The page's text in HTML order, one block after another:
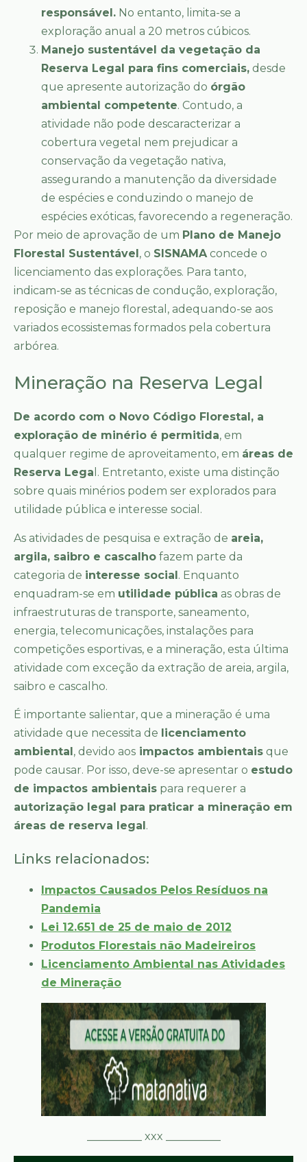
responsável. No entanto, limita-se a
exploração anual a 20 metros cúbicos.
Manejo sustentável da vegetação da
Reserva Legal para fins comerciais, desde
que apresente autorização do órgão
ambiental competente. Contudo, a
atividade não pode descaracterizar a
cobertura vegetal nem prejudicar a
conservação da vegetação nativa,
assegurando a manutenção da diversidade
de espécies e conduzindo o manejo de
espécies exóticas, favorecendo a regeneração.
Por meio de aprovação de um Plano de Manejo
Florestal Sustentável, o SISNAMA concede o
licenciamento das explorações. Para tanto,
indicam-se as técnicas de condução, exploração,
reposição e manejo florestal, adequando-se aos
variados ecossistemas formados pela cobertura
arbórea.
Mineração na Reserva Legal
De acordo com o Novo Código Florestal, a
exploração de minério é permitida, em
qualquer regime de aproveitamento, em áreas de
Reserva Lega l. Entretanto, existe uma distinção
sobre quais minérios podem ser explorados para
utilidade pública e interesse social.
As atividades de pesquisa e extração de areia,
argila, saibro e cascalho fazem parte da
categoria de interesse social. Enquanto
enquadram-se em utilidade pública as obras de
infraestruturas de transporte, saneamento,
energia, telecomunicações, instalações para
competições esportivas, e a mineração, esta última
atividade com exceção da extração de areia, argila,
saibro e cascalho.
É importante salientar, que a mineração é uma
atividade que necessita de licenciamento
ambiental, devido aos impactos ambientais que
pode causar. Por isso, deve-se apresentar o estudo
de impactos ambientais para requerer a
autorização legal para praticar a mineração em
áreas de reserva legal.
Links relacionados:
Impactos Causados Pelos Resíduos na
Pandemia
Lei 12.651 de 25 de maio de 2012
Produtos Florestais não Madeireiros
Licenciamento Ambiental nas Atividades
de Mineração
__________ xxx __________